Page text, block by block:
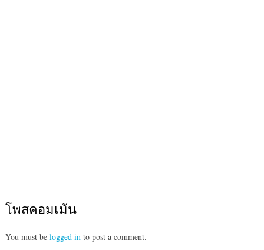
โพสคอมเม้น
You must be logged into post a comment.